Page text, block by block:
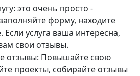
это очень просто -
форму, находите
услуга ваша интересна,
свои отзывы.
отзывы: Повышайте свою
проекты, собирайте отзывы